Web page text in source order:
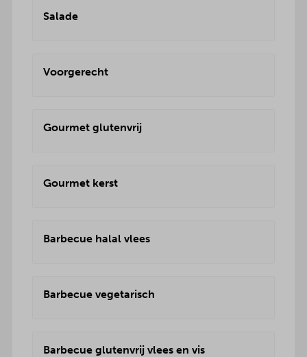
Salade
Voorgerecht
Gourmet glutenvrij
Gourmet kerst
Barbecue halal vlees
Barbecue vegetarisch
Barbecue glutenvrij vlees en vis